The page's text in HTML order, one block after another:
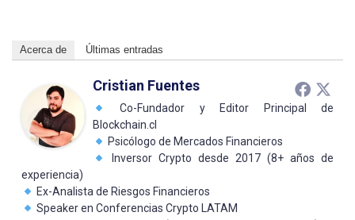
Acerca de Últimas entradas
Cristian Fuentes
Co-Fundador y Editor Principal de
Blockchain.cl
Psicólogo de Mercados Financieros
Inversor Crypto desde 2017 (8+ años de
experiencia)
Ex-Analista de Riesgos Financieros
Speaker en Conferencias Crypto LATAM